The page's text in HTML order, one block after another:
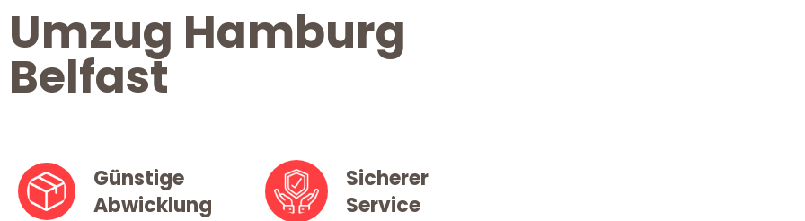
Umzug Hamburg
Belfast
Günstige
Abwicklung
Sicherer
Service